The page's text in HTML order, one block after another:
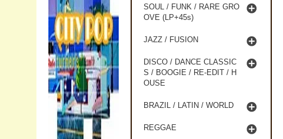
SOUL / FUNK / RARE GRO
OVE (LP+45s)
JAZZ / FUSION
DISCO / DANCE CLASSIC
S / BOOGIE / RE-EDIT / H
OUSE
BRAZIL / LATIN / WORLD
REGGAE